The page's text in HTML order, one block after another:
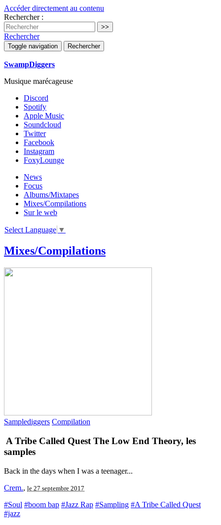
Accéder directement au contenu
Rechercher :
Rechercher
Toggle navigation Rechercher
SwampDiggers
Musique marécageuse
Discord
Spotify
Apple Music
Soundcloud
Twitter
Facebook
Instagram
FoxyLounge
News
Focus
Albums/Mixtapes
Mixes/Compilations
Sur le web
Select Language ▼
Mixes/Compilations
Samplediggers Compilation
A Tribe Called Quest The Low End Theory, les
samples
Back in the days when I was a teenager...
Crem., le 27 septembre 2017
#Soul #boom bap #Jazz Rap #Sampling #A Tribe Called Quest
#jazz